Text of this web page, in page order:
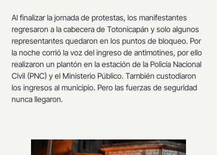
Al finalizar la jornada de protestas, los manifestantes
regresaron a la cabecera de Totonicapán y solo algunos
representantes quedaron en los puntos de bloqueo. Por
la noche corrió la voz del ingreso de antimotines, por ello
realizaron un plantón en la estación de la Policía Nacional
Civil (PNC) y el Ministerio Público. También custodiaron
los ingresos al municipio. Pero las fuerzas de seguridad
nunca llegaron.